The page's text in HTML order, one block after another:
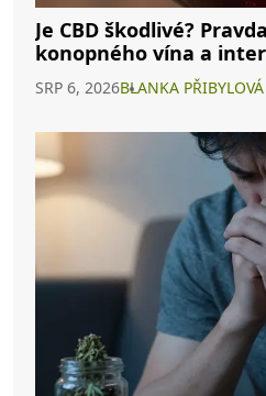
Je CBD škodlivé?
konopného vína a
SRP 6, 2026BLANKA PŘIBYLOVÁ